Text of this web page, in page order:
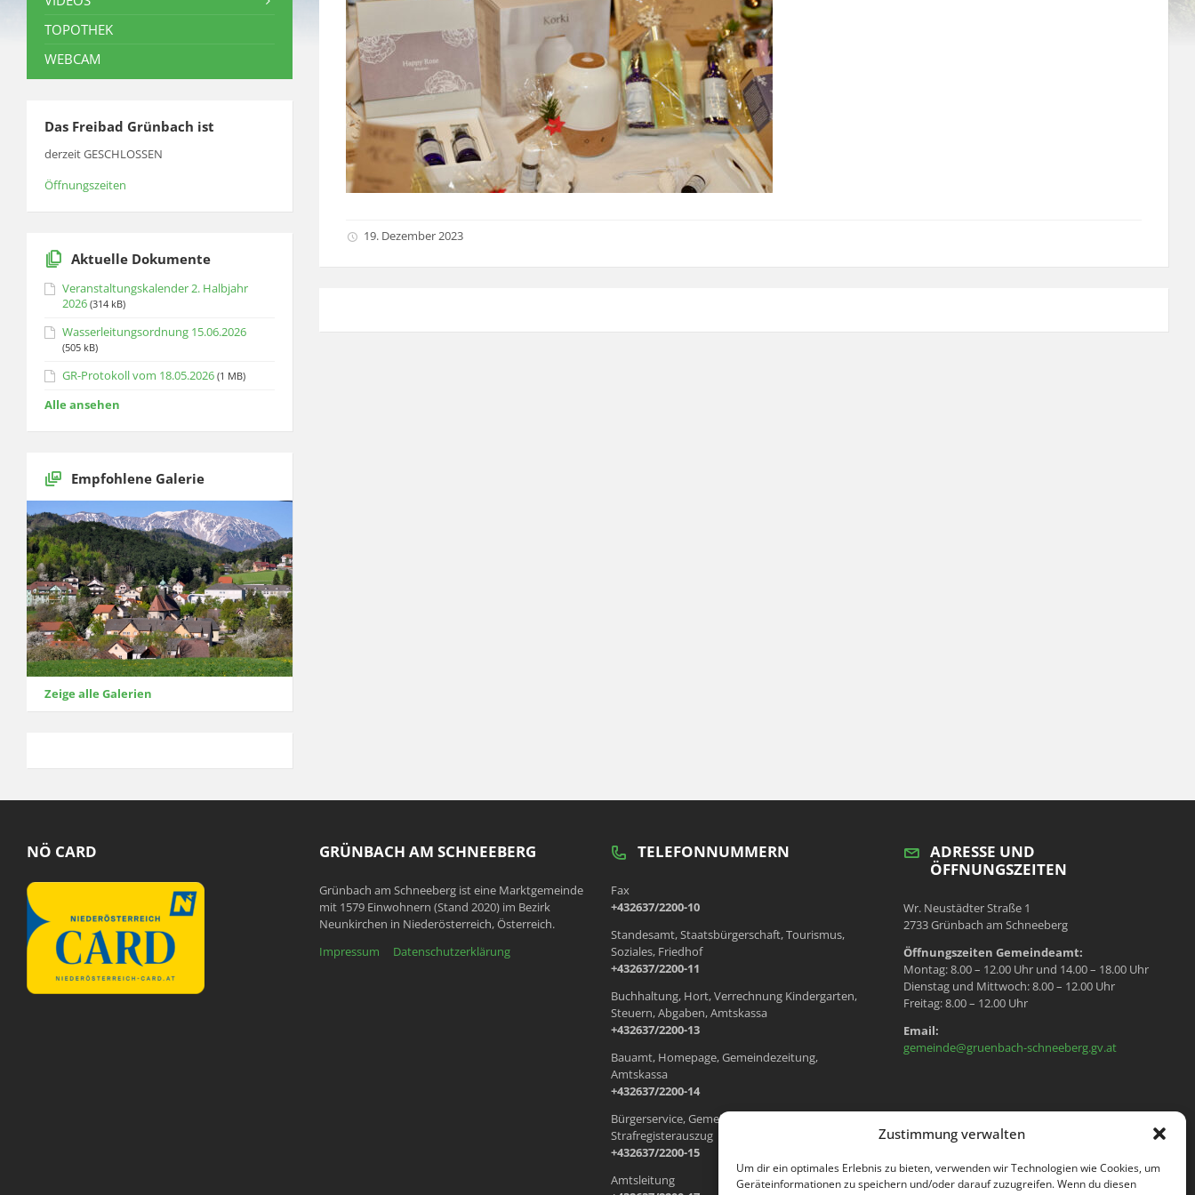
Zustimmung verwalten
Um dir ein optimales Erlebnis zu bieten, verwenden wir Technologien wie Cookies, um
Geräteinformationen zu speichern und/oder darauf zuzugreifen. Wenn du diesen
19. Dezember 2023
TOPOTHEK
WEBCAM
Das Freibad Grünbach ist
derzeit GESCHLOSSEN
Öffnungszeiten
Aktuelle Dokumente
Veranstaltungskalender 2. Halbjahr
2026 (314 kB)
Wasserleitungsordnung 15.06.2026
(505 kB)
GR-Protokoll vom 18.05.2026 (1 MB)
Alle ansehen
Empfohlene Galerie
Zeige alle Galerien
NÖ CARD GRÜNBACH AM SCHNEEBERG
Grünbach am Schneeberg ist eine Marktgemeinde
mit 1579 Einwohnern (Stand 2020) im Bezirk
Neunkirchen in Niederösterreich, Österreich.
Impressum
Datenschutzerklärung
TELEFONNUMMERN
Fax
+432637/2200-10
Standesamt, Staatsbürgerschaft, Tourismus,
Soziales, Friedhof
+432637/2200-11
Buchhaltung, Hort, Verrechnung Kindergarten,
Steuern, Abgaben, Amtskassa
+432637/2200-13
Bauamt, Homepage, Gemeindezeitung,
Amtskassa
+432637/2200-14
Bürgerservice, Gemeindewohnungen, Meldeamt,
Strafregisterauszug
+432637/2200-15
Amtsleitung
ADRESSE UND
ÖFFNUNGSZEITEN
Wr. Neustädter Straße 1
2733 Grünbach am Schneeberg
Öffnungszeiten Gemeindeamt:
Montag: 8.00 – 12.00 Uhr und 14.00 – 18.00 Uhr
Dienstag und Mittwoch: 8.00 – 12.00 Uhr
Freitag: 8.00 – 12.00 Uhr
Email:
gemeinde@gruenbach-schneeberg.gv.at